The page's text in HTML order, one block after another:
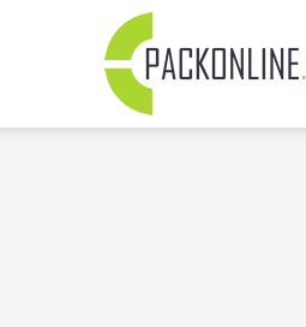
Pack
Online